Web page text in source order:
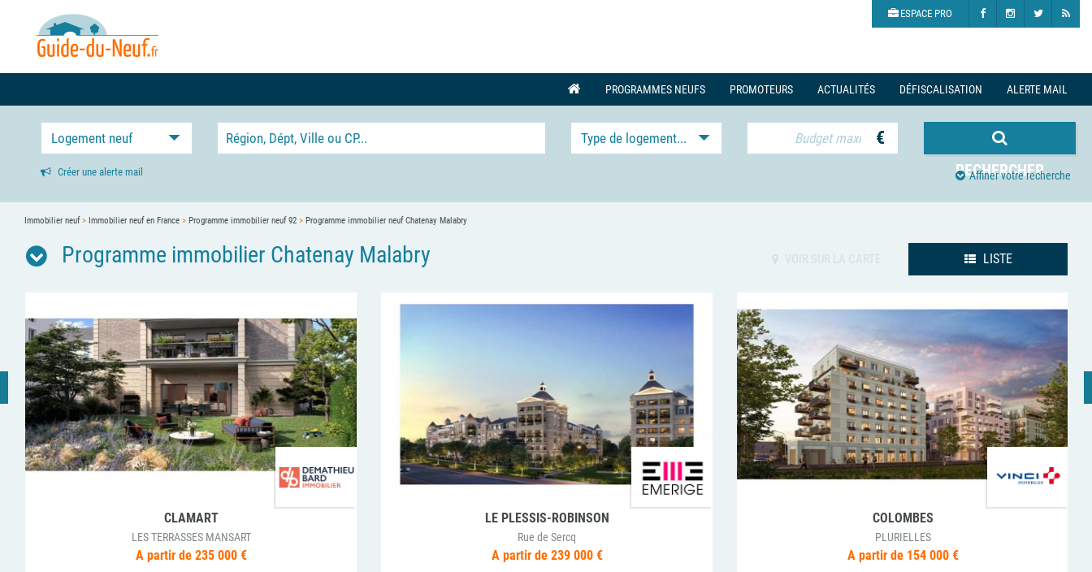
ESPACE PRO
PROGRAMMES NEUFS PROMOTEURS ACTUALITÉS DÉFISCALISATION ALERTE MAIL
Logement neuf Type de logement... €
RECHERCHER
Créer une alerte mail Affiner votre recherche
Immobilier neuf> Immobilier neuf en France > Programme immobilier neuf 92 > Programme immobilier neuf Chatenay Malabry
Programme immobilier Chatenay Malabry VOIR SUR LA CARTE LISTE
A partir de 154 000 € A partir de 235 000 € A partir de 239 000 €